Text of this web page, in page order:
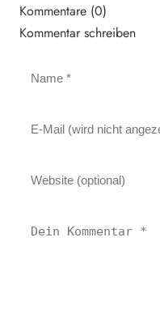
Kommentare (0)
Kommentar schreiben